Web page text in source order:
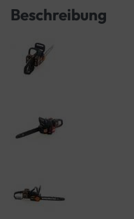
Beschreibung